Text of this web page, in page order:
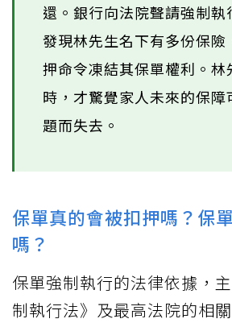
還。銀行向法院聲請強制執
發現林先生名下有多份保險
押命令凍結其保單權利。林
時，才驚覺家人未來的保障
題而失去。
保單真的會被扣押嗎？保
嗎？
保單強制執行的法律依據，
制執行法》及最高法院的相